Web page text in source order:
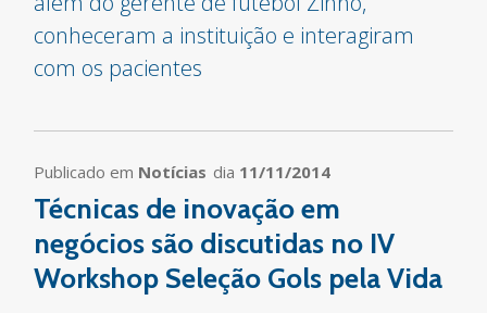
conheceram a instituição e interagiram
com os pacientes
Publicado em Notícias dia 11/11/2014
Técnicas de inovação em
negócios são discutidas no IV
Workshop Seleção Gols pela Vida